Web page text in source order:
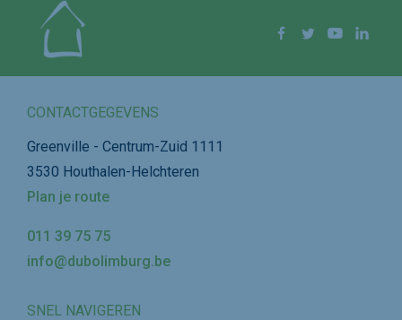
Facebook
Twitter YouTube
CONTACTGEGEVENS
Greenville - Centrum-Zuid 1111
3530 Houthalen-Helchteren
Plan je route
011 39 75 75
info@dubolimburg.be
SNEL NAVIGEREN